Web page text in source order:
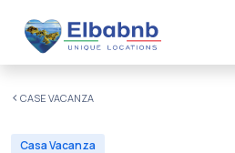
CASE VACANZA
Casa Vacanza